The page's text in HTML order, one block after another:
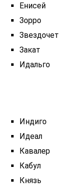
Енисей
Зорро
Звездочет
Закат
Идальго
Индиго
Идеал
Кавалер
Кабул
Князь